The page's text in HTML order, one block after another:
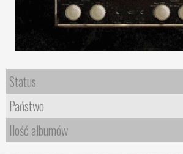
Status
Państwo
Ilość albumów